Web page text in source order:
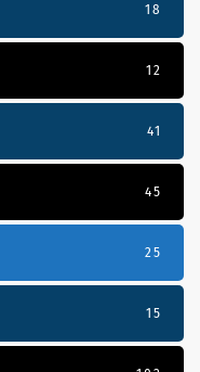
18
12
41
45
25
15